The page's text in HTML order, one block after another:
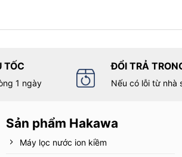
cầu sử dụng của bản thân.
TỐC
1 ngày
ĐỔI TRẢ
Nếu có lỗi từ nhà
Sản phẩm Hakawa
Máy lọc nước ion kiềm